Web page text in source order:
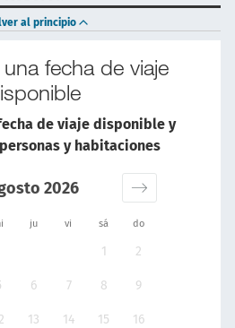
al principio
fecha de viaje
de viaje disponible y
y habitaciones
ju vi sá do
2026
1 2
6 7 8 9
13 14 15 16